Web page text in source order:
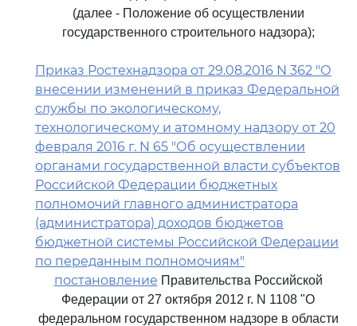
(далее - Положение об осуществлении
государственного строительного надзора);
Приказ Ростехнадзора от 29.08.2016 N 362 "О
внесении изменений в приказ Федеральной
службы по экологическому,
технологическому и атомному надзору от 20
февраля 2016 г. N 65 "Об осуществлении
органами государственной власти субъектов
Российской Федерации бюджетных
полномочий главного администратора
(администратора) доходов бюджетов
бюджетной системы Российской Федерации
по переданным полномочиям"
постановление Правительства Российской
Федерации от 27 октября 2012 г. N 1108 "О
федеральном государственном надзоре в области